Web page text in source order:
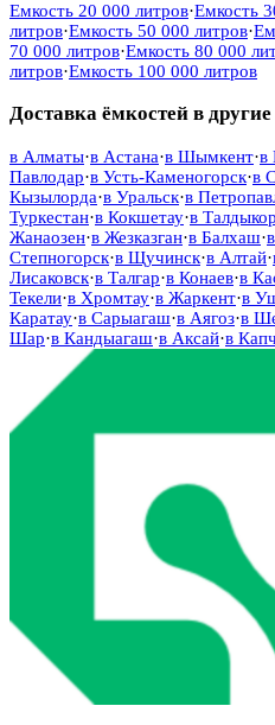
Емкость 20 000 литров·Емкость
литров·Емкость 50 000 литров·
70 000 литров·Емкость 80 000
литров·Емкость 100 000 литров
Доставка ёмкостей в
в Алматы·в Астана·в Шымкент·в
Павлодар·в Усть-Каменогорск·в
Кызылорда·в Уральск·в
Туркестан·в Кокшетау·в
Жанаозен·в Жезказган·в Балхаш·в
Степногорск·в Щучинск·в Алтай·
Лисаковск·в Талгар·в Конаев·в
Текели·в Хромтау·в Жаркент·в
Каратау·в Сарыагаш·в Аягоз·в
Шар·в Кандыагаш·в Аксай·в